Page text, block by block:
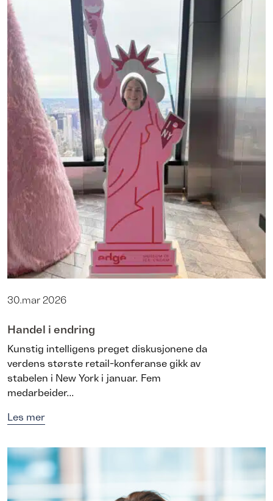
30.mar 2026
Handel i endring
Kunstig intelligens preget diskusjonene da
verdens største retail-konferanse gikk av
stabelen i New York i januar. Fem
medarbeider...
Les mer